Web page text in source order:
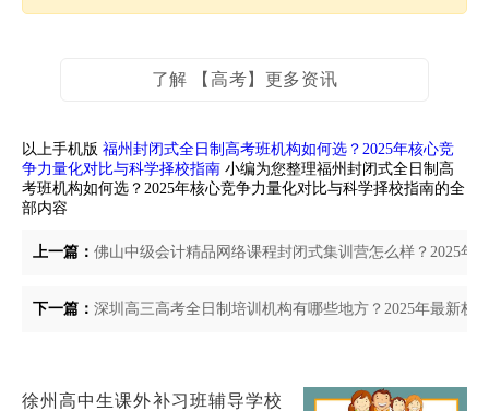
了解 【高考】更多资讯
以上手机版 福州封闭式全日制高考班机构如何选？2025年核心竞
争力量化对比与科学择校指南 小编为您整理福州封闭式全日制高
考班机构如何选？2025年核心竞争力量化对比与科学择校指南的全
部内容
上一篇： 佛山中级会计精品网络课程封闭式集训营怎么样？2025年
下一篇： 深圳高三高考全日制培训机构有哪些地方？2025年最新权
徐州高中生课外补习班辅导学校